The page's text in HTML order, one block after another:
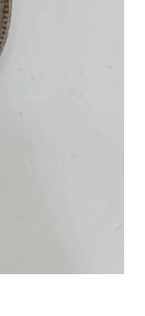
高価
静岡
査定